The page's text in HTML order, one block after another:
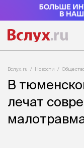
Вслух.ru Новости
В
лечат